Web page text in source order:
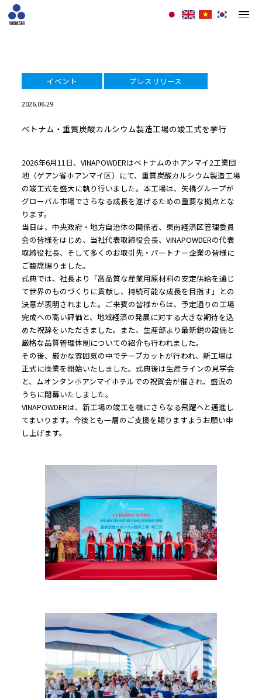
イベント プレスリリース
2026.06.29
ベトナム・重質炭酸カルシウム製造工場の竣工式を挙行
2026年6月11日、VINAPOWDERはベトナムのホアンマイ2工業団
地（ゲアン省ホアンマイ区）にて、重質炭酸カルシウム製造工場
の竣工式を盛大に執り行いました。本工場は、矢橋グループが
グローバル市場でさらなる成長を遂げるための重要な拠点とな
ります。
当日は、中央政府・地方自治体の関係者、東南経済区管理委員
会の皆様をはじめ、当社代表取締役会長、VINAPOWDERの代表
取締役社長、そして多くのお取引先・パートナー企業の皆様に
ご臨席賜りました。
式典では、社長より「高品質な産業用原材料の安定供給を通じ
て世界のものづくりに貢献し、持続可能な成長を目指す」との
決意が表明されました。ご来賓の皆様からは、予定通りの工場
完成への高い評価と、地域経済の発展に対する大きな期待を込
めた祝辞をいただきました。また、生産部より最新鋭の設備と
厳格な品質管理体制についての紹介も行われました。
その後、厳かな雰囲気の中でテープカットが行われ、新工場は
正式に操業を開始いたしました。式典後は生産ラインの見学会
と、ムオンタンホアンマイホテルでの祝賀会が催され、盛況の
うちに閉幕いたしました。
VINAPOWDERは、新工場の竣工を機にさらなる飛躍へと邁進し
てまいります。今後とも一層のご支援を賜りますようお願い申
し上げます。